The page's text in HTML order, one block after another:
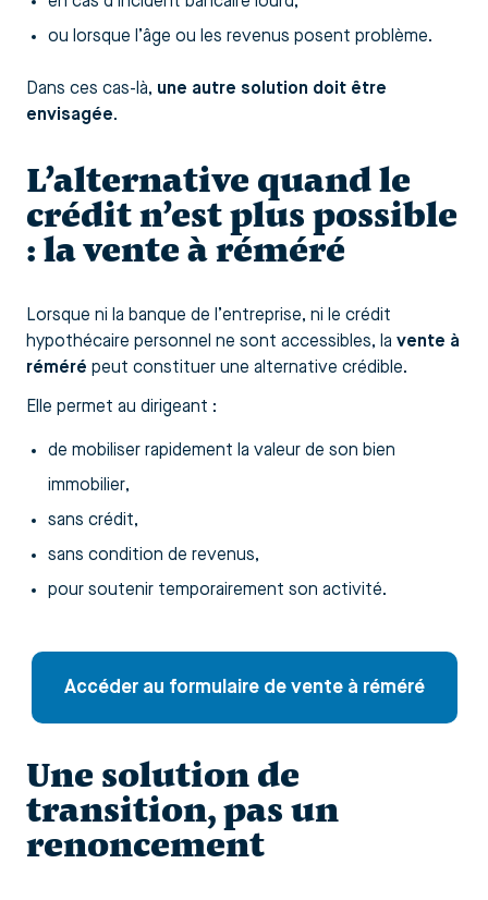
ou lorsque l’âge ou les revenus posent problème.
Dans ces cas-là, une autre solution doit être
envisagée.
L’alternative quand le
crédit n’est plus possible
: la vente à réméré
Lorsque ni la banque de l’entreprise, ni le crédit
hypothécaire personnel ne sont accessibles, la vente à
réméré peut constituer une alternative crédible.
Elle permet au dirigeant :
de mobiliser rapidement la valeur de son bien
immobilier,
sans crédit,
sans condition de revenus,
pour soutenir temporairement son activité.
Accéder au formulaire de vente à réméré
Une solution de
transition, pas un
renoncement